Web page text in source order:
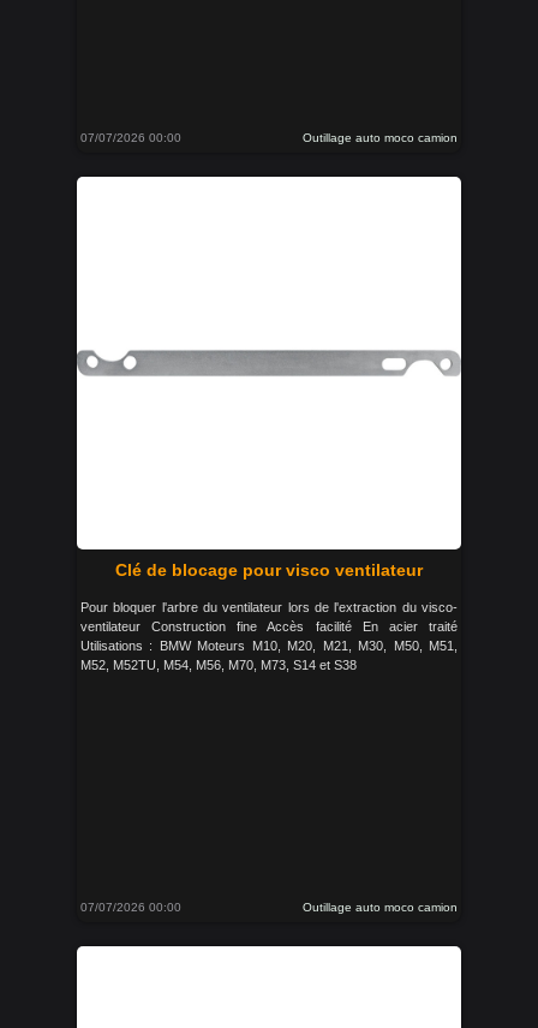
07/07/2026 00:00 Outillage auto moco camion
Clé de blocage pour visco ventilateur
Pour bloquer l'arbre du ventilateur lors de l'extraction du visco-
ventilateur Construction fine Accès facilité En acier traité
Utilisations : BMW Moteurs M10, M20, M21, M30, M50, M51,
M52, M52TU, M54, M56, M70, M73, S14 et S38
07/07/2026 00:00 Outillage auto moco camion